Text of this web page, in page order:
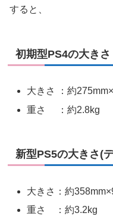
すると、
初期型PS4の大きさ
大きさ ：約
重さ ：約2.8kg
新型PS5の大きさ(
大きさ：約
重さ ：約3.2kg